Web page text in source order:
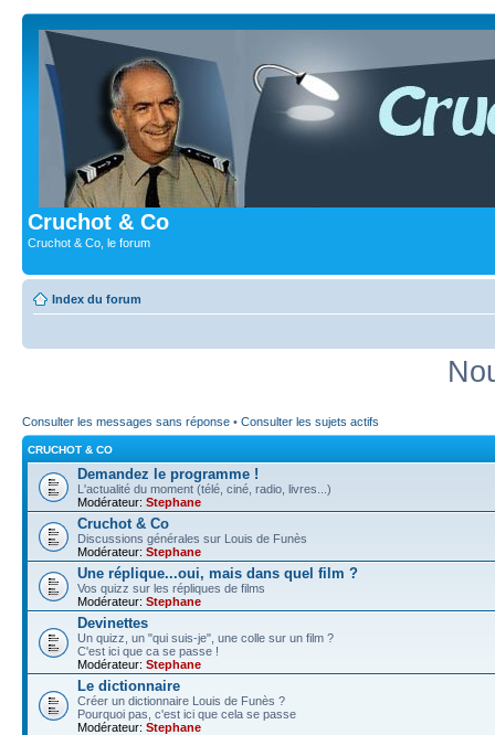
Cruchot & Co
Cruchot & Co, le forum
Index du forum
Consulter les messages sans réponse • Consulter les sujets actifs
CRUCHOT & CO
Demandez le programme !
L'actualité du moment (télé, ciné, radio, livres...)
Modérateur: Stephane
Cruchot & Co
Discussions générales sur Louis de Funès
Modérateur: Stephane
Une réplique...oui, mais dans quel film ?
Vos quizz sur les répliques de films
Modérateur: Stephane
Devinettes
Un quizz, un "qui suis-je", une colle sur un film ?
C'est ici que ca se passe !
Modérateur: Stephane
Le dictionnaire
Créer un dictionnaire Louis de Funès ?
Pourquoi pas, c'est ici que cela se passe
Modérateur: Stephane